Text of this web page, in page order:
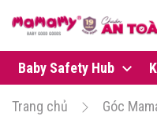
Baby Safety Hub
Trang chủ Góc